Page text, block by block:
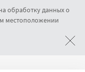
BIONTECH BTM207D
обработку данных о
местоположении